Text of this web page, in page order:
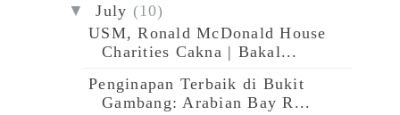
▼July (10)
USM, Ronald McDonald House
Charities Cakna | Bakal...
Penginapan Terbaik di Bukit
Gambang: Arabian Bay R...